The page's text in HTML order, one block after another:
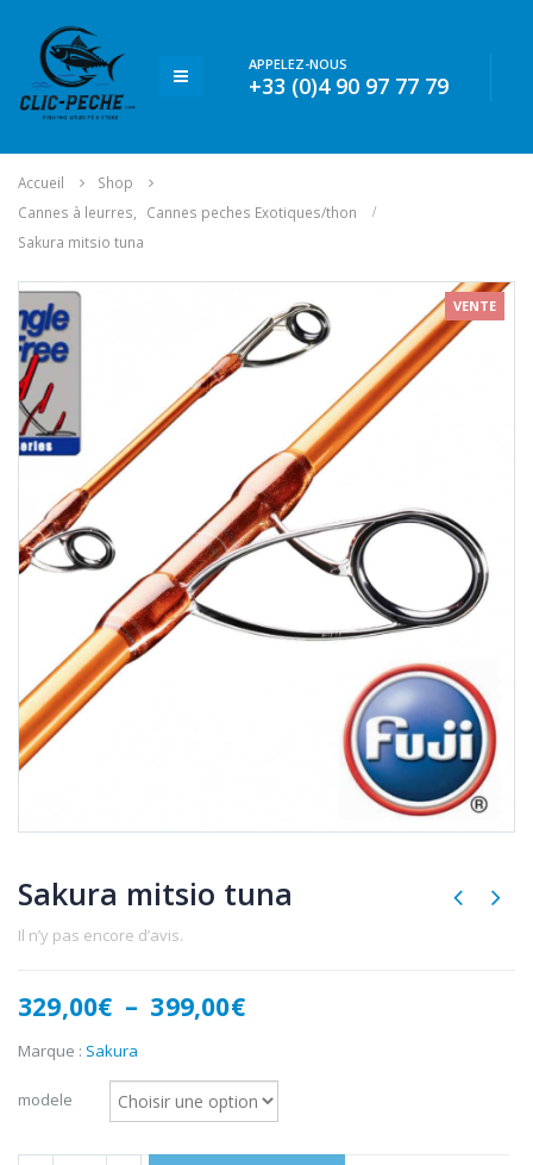
APPELEZ-NOUS
+33 (0)4 90 97 77 79
Accueil
Shop
Cannes à leurres
Cannes peches Exotiques/thon
Sakura mitsio tuna
VENTE
Sakura mitsio tuna
Il n’y pas encore d’avis.
329,00€ – 399,00€Plage
329,00€
à
399,00€
Marque : Sakura
modele